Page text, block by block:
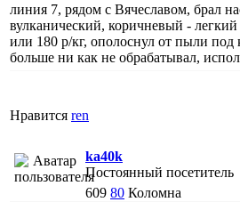
линия 7, рядом с Вячеславом, брал
вулканический, коричневый -
или 180 р/кг, ополоснул от пыли под
больше ни как не обрабатывал,
Нравится ren
ka40k
Постоянный посетитель
609 80 Коломна